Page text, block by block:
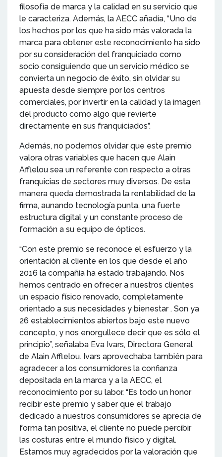
filosofía de marca y la calidad en su servicio que
le caracteriza. Además, la AECC añadía, “Uno de
los hechos por los que ha sido más valorada la
marca para obtener este reconocimiento ha sido
por su consideración del franquiciado como
socio consiguiendo que un servicio médico se
convierta un negocio de éxito, sin olvidar su
apuesta desde siempre por los centros
comerciales, por invertir en la calidad y la imagen
del producto como algo que revierte
directamente en sus franquiciados”.
Además, no podemos olvidar que este premio
valora otras variables que hacen que Alain
Afflelou sea un referente con respecto a otras
franquicias de sectores muy diversos. De esta
manera queda demostrada la rentabilidad de la
firma, aunando tecnología punta, una fuerte
estructura digital y un constante proceso de
formación a su equipo de ópticos.
“Con este premio se reconoce el esfuerzo y la
orientación al cliente en los que desde el año
2016 la compañía ha estado trabajando. Nos
hemos centrado en ofrecer a nuestros clientes
un espacio físico renovado, completamente
orientado a sus necesidades y bienestar . Son ya
26 establecimientos abiertos bajo este nuevo
concepto, y nos enorgullece decir que es sólo el
principio”, señalaba Eva Ivars, Directora General
de Alain Afflelou. Ivars aprovechaba también para
agradecer a los consumidores la confianza
depositada en la marca y a la AECC, el
reconocimiento por su labor. “Es todo un honor
recibir este premio y saber que el trabajo
dedicado a nuestros consumidores se aprecia de
forma tan positiva, el cliente no puede percibir
las costuras entre el mundo físico y digital.
Estamos muy agradecidos por la valoración que